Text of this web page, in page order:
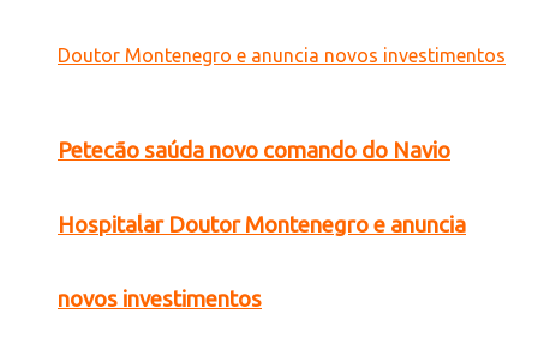
Petecão saúda novo comando do Navio
Hospitalar Doutor Montenegro e anuncia
novos investimentos